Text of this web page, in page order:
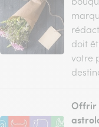
doit
votre
Offrir